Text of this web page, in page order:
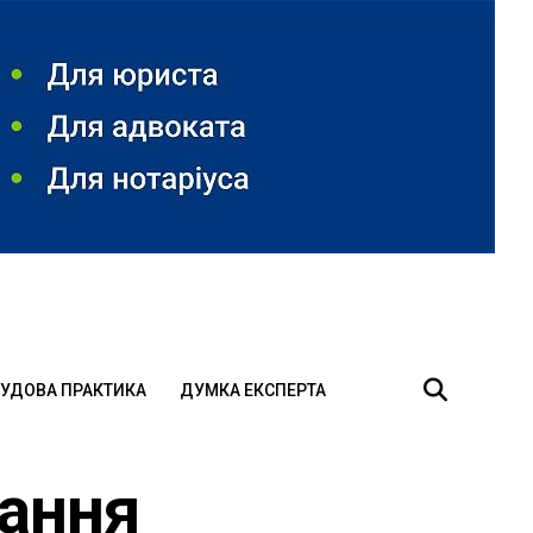
ПРАКТИКА ДУМКА ЕКСПЕРТА